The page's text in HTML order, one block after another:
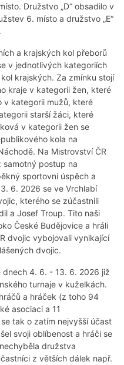
Družstvo „D“ obsadilo v
6. místo a družstvo „E“
a krajských kol přeborů
v jednotlivých kategoriích
krajských. Za zmínku stojí
kraje v kategorii žen, které
v kategorii mužů, které
starší žáci, které
v kategorii žen se
kola na
Na Mistrovství ČR
samotný postup na
sportovní úspěch a
6. 2026 se ve Vrchlabí
kterého se zúčastnili
a Josef Troup. Tito naši
České Budějovice a hráli
dvojic vybojovali vynikající
dvojic.
4. 6. - 13. 6. 2026 již
turnaje v kuželkách.
a hráček (z toho 94
asociaci a 11
tak o zatím nejvyšší účast
svoji oblíbenost a hráči se
družstva
z větších dálek např.